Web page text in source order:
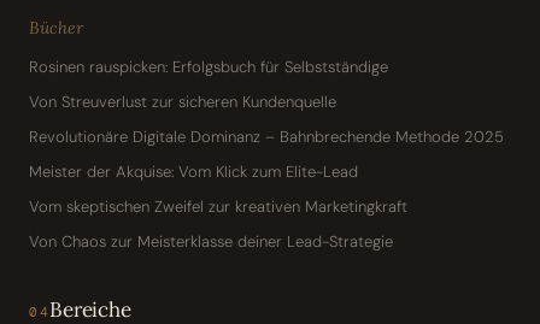
Bücher
Rosinen rauspicken: Erfolgsbuch für Selbstständige
Von Streuverlust zur sicheren Kundenquelle
Revolutionäre Digitale Dominanz – Bahnbrechende Methode 2025
Meister der Akquise: Vom Klick zum Elite-Lead
Vom skeptischen Zweifel zur kreativen Marketingkraft
Von Chaos zur Meisterklasse deiner Lead-Strategie
04Bereiche